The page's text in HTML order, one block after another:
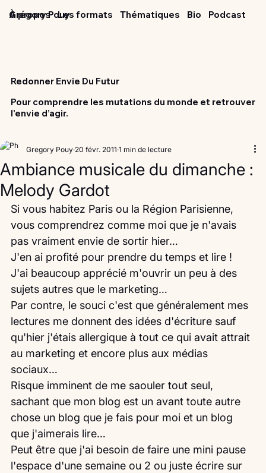
Grégory Pouy
À propos Les formats Thématiques Podcast
Bio
Redonner Envie Du Futur
Pour comprendre les mutations du monde et retrouver
l'envie d’agir.
Ambiance musicale du dimanche :
Melody Gardot
Gregory Pouy 20 févr. 2011 1 min de lecture
Si vous habitez Paris ou la Région Parisienne,
vous comprendrez comme moi que je n'avais
pas vraiment envie de sortir hier…
J'en ai profité pour prendre du temps et lire !
J'ai beaucoup apprécié m'ouvrir un peu à des
sujets autres que le marketing…
Par contre, le souci c'est que généralement mes
lectures me donnent des idées d'écriture sauf
qu'hier j'étais allergique à tout ce qui avait attrait
au marketing et encore plus aux médias
sociaux…
Risque imminent de me saouler tout seul,
sachant que mon blog est un avant toute autre
chose un blog que je fais pour moi et un blog
que j'aimerais lire…
Peut être que j'ai besoin de faire une mini pause
l'espace d'une semaine ou 2 ou juste écrire sur